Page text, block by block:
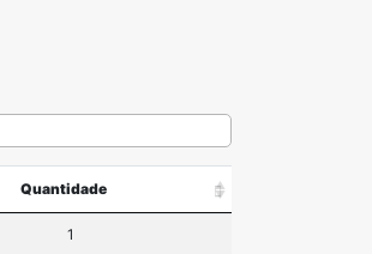
Quantidade
1